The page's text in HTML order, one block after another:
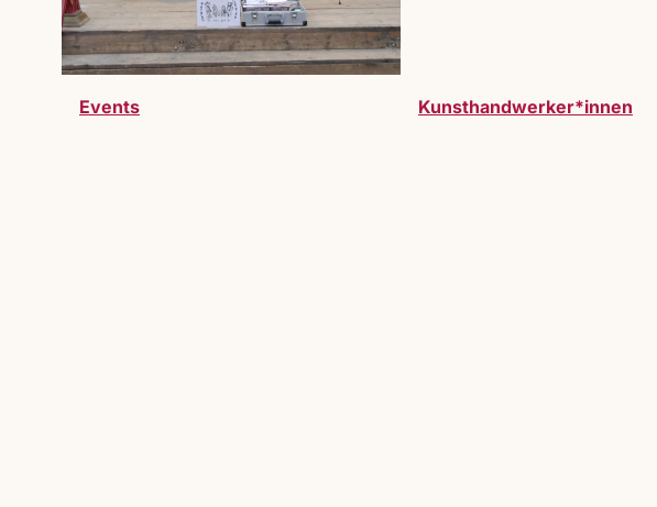
Events Kunsthandwerker*innen